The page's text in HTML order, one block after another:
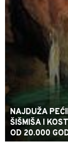
NAJDUŽA
ŠIŠMIŠA I
OD 20.000